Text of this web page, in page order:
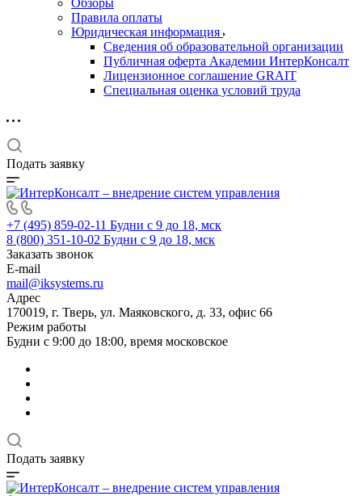
Обзоры
Правила оплаты
Юридическая информация
Сведения об образовательной организации
Публичная оферта Академии ИнтерКонсалт
Лицензионное соглашение GRAIT
Специальная оценка условий труда
Подать заявку
+7 (495) 859-02-11 Будни с 9 до 18, мск
8 (800) 351-10-02 Будни с 9 до 18, мск
Заказать звонок
E-mail
mail@iksystems.ru
Адрес
170019, г. Тверь, ул. Маяковского, д. 33, офис 66
Режим работы
Будни с 9:00 до 18:00, время московское
Подать заявку